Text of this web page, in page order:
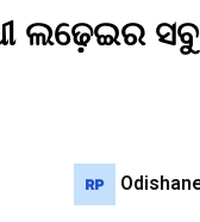
ଲଢ଼େଇର